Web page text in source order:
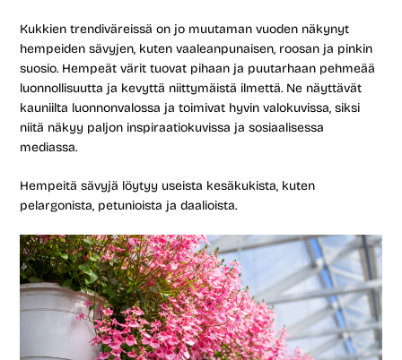
Kukkien trendiväreissä on jo muutaman vuoden näkynyt
hempeiden sävyjen, kuten vaaleanpunaisen, roosan ja pinkin
suosio. Hempeät värit tuovat pihaan ja puutarhaan pehmeää
luonnollisuutta ja kevyttä niittymäistä ilmettä. Ne näyttävät
kauniilta luonnonvalossa ja toimivat hyvin valokuvissa, siksi
niitä näkyy paljon inspiraatiokuvissa ja sosiaalisessa
mediassa.
Hempeitä sävyjä löytyy useista kesäkukista, kuten
pelargonista, petunioista ja daalioista.